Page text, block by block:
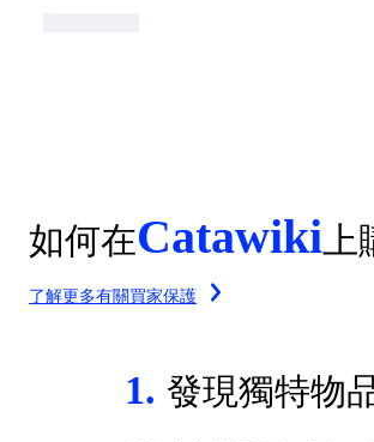
如何在Catawiki
了解更多有關買家保護
1. 發現獨特物